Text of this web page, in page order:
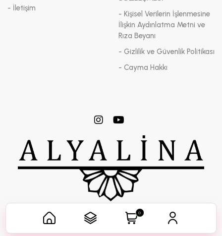
- İletişim
- Kişisel Verilerin İşlenmesine
İlişkin Aydınlatma Metni ve
Rıza Beyanı
- Gizlilik ve Güvenlik Politikası
- Cayma Hakkı
Her Hakkı ALYALİNA KOZMETİK'e Aittir.
0